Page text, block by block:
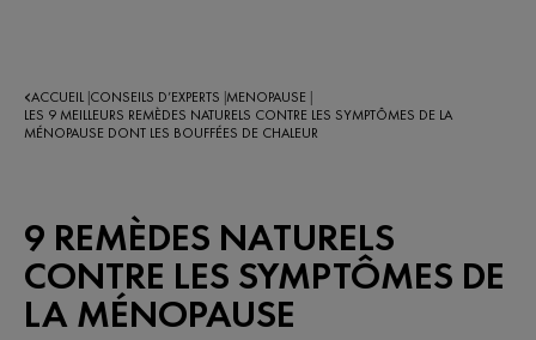
ACCUEIL CONSEILS D’EXPERTS​ MENOPAUSE
LES 9 MEILLEURS REMÈDES NATURELS CONTRE LES SYMPTÔMES DE LA
MÉNOPAUSE DONT LES BOUFFÉES DE CHALEUR
9 REMÈDES NATURELS
CONTRE LES SYMPTÔMES DE
LA MÉNOPAUSE